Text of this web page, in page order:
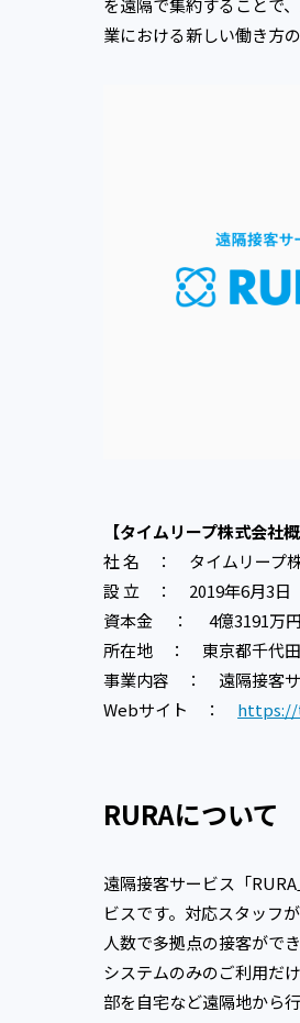
を遠隔で集約することで
業における新しい働き方
【タイムリープ株式会社概
社 名 ： タイムリープ
設 立 ： 2019年6月3日
資本金 ： 4億3191万円
所在地 ： 東京都千代田
事業内容 ： 遠隔接客サ
Webサイト ：
RURAについて
遠隔接客サービス「
ビスです。対応スタッフ
人数で多拠点の接客がで
システムのみのご利用だ
部を自宅など遠隔地から